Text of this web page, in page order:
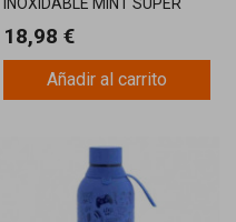
18,98 €
Añadir al carrito